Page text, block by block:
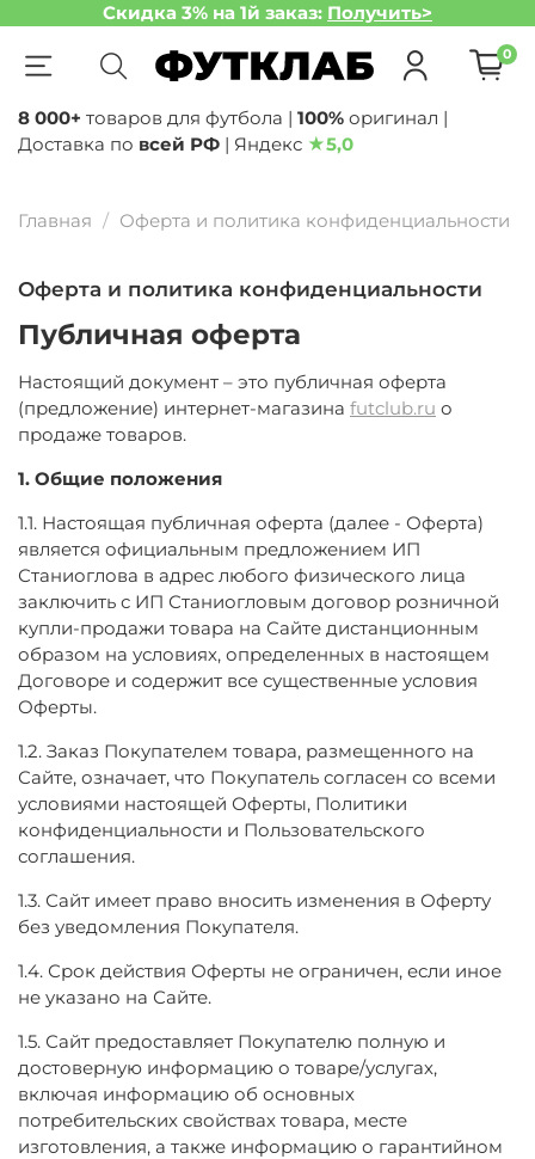
Скидка 3% на 1й заказ: Получить>
0
8 000+ товаров для футбола | 100% оригинал |
Доставка по всей РФ | Яндекс ★5,0
Главная Оферта и политика конфиденциальности
Оферта и политика конфиденциальности
Публичная оферта
Настоящий документ – это публичная оферта
(предложение) интернет-магазина futclub.ru о
продаже товаров.
1. Общие положения
1.1. Настоящая публичная оферта (далее - Оферта)
является официальным предложением ИП
Станиоглова в адрес любого физического лица
заключить с ИП Станиогловым договор розничной
купли-продажи товара на Сайте дистанционным
образом на условиях, определенных в настоящем
Договоре и содержит все существенные условия
Оферты.
1.2. Заказ Покупателем товара, размещенного на
Сайте, означает, что Покупатель согласен со всеми
условиями настоящей Оферты, Политики
конфиденциальности и Пользовательского
соглашения.
1.3. Сайт имеет право вносить изменения в Оферту
без уведомления Покупателя.
1.4. Срок действия Оферты не ограничен, если иное
не указано на Сайте.
1.5. Сайт предоставляет Покупателю полную и
достоверную информацию о товаре/услугах,
включая информацию об основных
потребительских свойствах товара, месте
изготовления, а также информацию о гарантийном